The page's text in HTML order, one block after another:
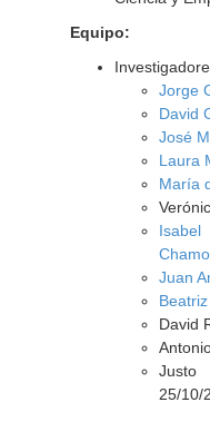
Equipo:
Jorge
David
José
Laura
María
Juan
David
25/10/